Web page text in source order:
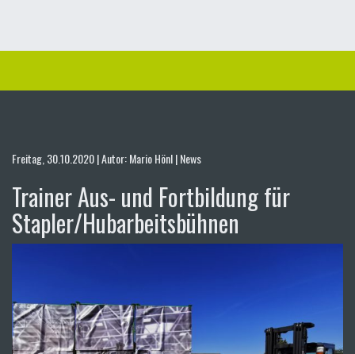
Freitag, 30.10.2020 | Autor: Mario Hönl | News
Trainer Aus- und Fortbildung für
Stapler/Hubarbeitsbühnen